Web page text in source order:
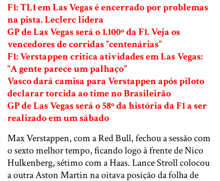
F1: TL1 em Las Vegas é encerrado por problemas
na pista. Leclerc lidera
GP de Las Vegas será o 1.100º da F1. Veja os
vencedores de corridas “centenárias”
F1: Verstappen critica atividades em Las Vegas:
“A gente parece um palhaço”
Vasco dará camisa para Verstappen após piloto
declarar torcida ao time no Brasileirão
GP de Las Vegas será o 58º da história da F1 a ser
realizado em um sábado
Max Verstappen, com a Red Bull, fechou a sessão com
o sexto melhor tempo, ficando logo à frente de Nico
Hulkenberg, sétimo com a Haas. Lance Stroll colocou
a outra Aston Martin na oitava posição da folha de